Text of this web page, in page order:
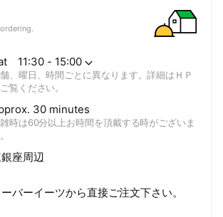
11:30 - 15:00
、曜日、時間ごとに異なります。詳細はＨＰ
覧ください。
30 minutes
時は60分以上お時間を頂戴する時がございま
座周辺
バーイーツから直接ご注文下さい。